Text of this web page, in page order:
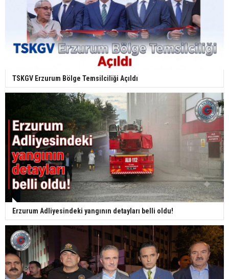
TSKGV Erzurum Bölge Temsilciliği Açıldı
Erzurum Adliyesindeki yangının detayları belli oldu!